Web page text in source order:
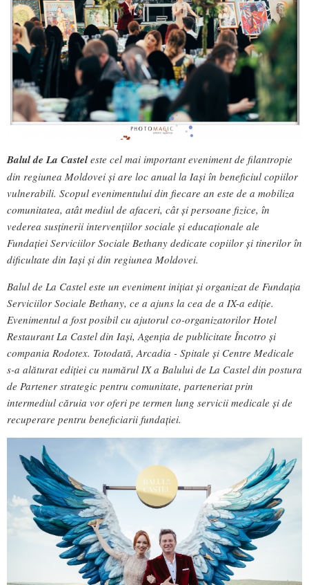
Balul de La Casteleste cel mai important eveniment de filantropie
din regiunea Moldovei și are loc anual la Iași în beneficiul copiilor
vulnerabili. Scopul evenimentului din fiecare an este de a mobiliza
comunitatea, atât mediul de afaceri, cât și persoane fizice, în
vederea susținerii intervențiilor sociale și educaționale ale
Fundației Serviciilor Sociale Bethany dedicate copiilor și tinerilor în
dificultate din Iași și din regiunea Moldovei.
Balul de La Castel este un eveniment inițiat și organizat de Fundația
Serviciilor Sociale Bethany, ce a ajuns la cea de a IX-a ediție.
Evenimentul a fost posibil cu ajutorul co-organizatorilor Hotel
Restaurant La Castel din Iași, Agenția de publicitate Încotro și
compania Rodotex. Totodată, Arcadia - Spitale și Centre Medicale
s-a alăturat ediției cu numărul IX a Balului de La Castel din postura
de Partener strategic pentru comunitate, parteneriat prin
intermediul căruia vor oferi pe termen lung servicii medicale și de
recuperare pentru beneficiarii fundației.